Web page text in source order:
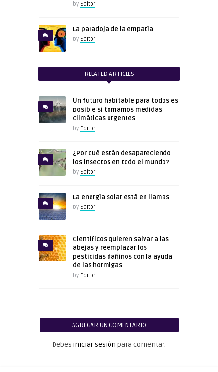
by Editor
La paradoja de la empatía
by Editor
RELATED ARTICLES
Un futuro habitable para todos es
posible si tomamos medidas
climáticas urgentes
by Editor
¿Por qué están desapareciendo
los insectos en todo el mundo?
by Editor
La energía solar está en llamas
by Editor
Científicos quieren salvar a las
abejas y reemplazar los
pesticidas dañinos con la ayuda
de las hormigas
by Editor
AGREGAR UN COMENTARIO
Debes iniciar sesión para comentar.